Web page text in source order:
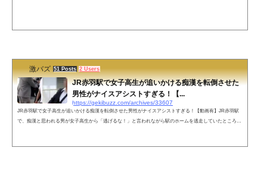
激バズ 51 Posts 2 Users
JR赤羽駅で女子高生が追いかける痴漢を転倒させた
男性がナイスアシストすぎる！【...
https://gekibuzz.com/archives/33607
JR赤羽駅で女子高生が追いかける痴漢を転倒させた男性がナイスアシストすぎる！【動画有】JR赤羽駅
で、痴漢と思われる男が女子高生から「逃げるな！」と言われながら駅のホームを逃走していたところ、